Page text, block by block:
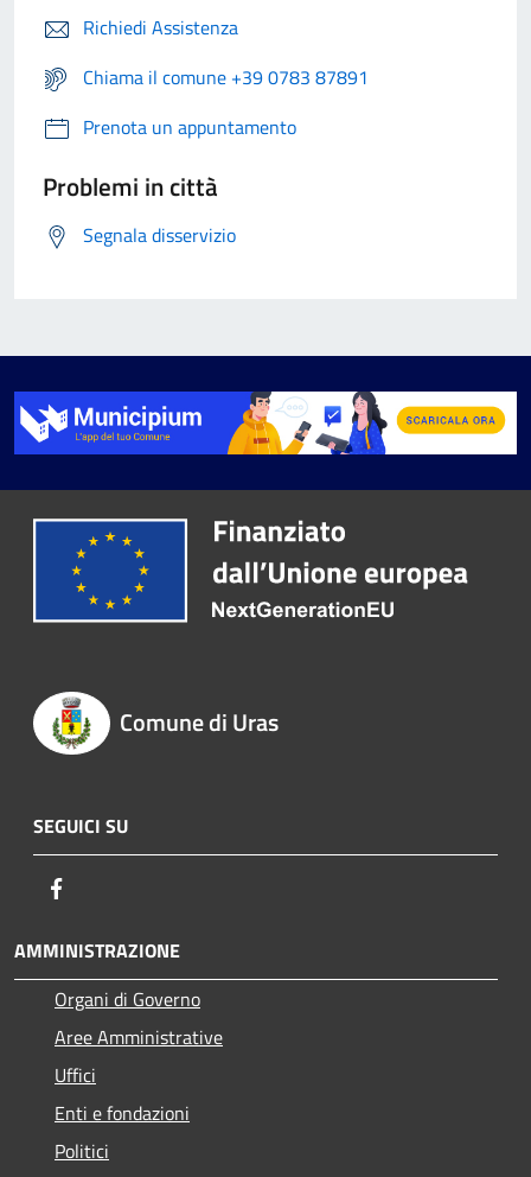
Richiedi Assistenza
Chiama il comune +39 0783 87891
Prenota un appuntamento
Problemi in città
Segnala disservizio
Comune di Uras
SEGUICI SU
AMMINISTRAZIONE
Organi di Governo
Aree Amministrative
Uffici
Enti e fondazioni
Politici